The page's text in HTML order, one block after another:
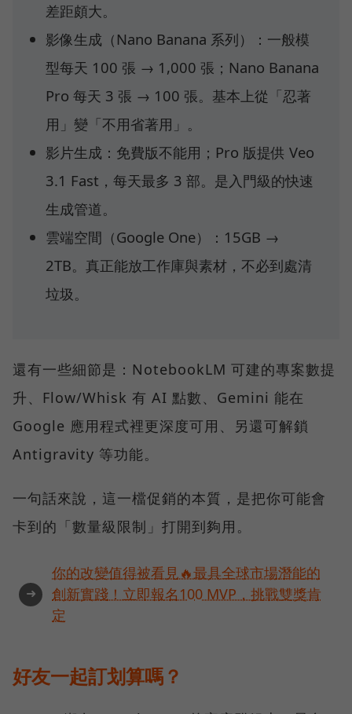
差距頗大。
影像生成（Nano Banana 系列）：一般模
型每天 100 張 → 1,000 張；Nano Banana
Pro 每天 3 張 → 100 張。基本上從「忍著
用」變「不用省著用」。
影片生成：免費版不能用；Pro 版提供 Veo
3.1 Fast，每天最多 3 部。是入門級的快速
生成管道。
雲端空間（Google One）：15GB →
2TB。真正能放工作庫與素材，不必到處清
垃圾。
還有一些細節是：NotebookLM 可建的專案數提
升、Flow/Whisk 有 AI 點數、Gemini 能在
Google 應用程式裡更深度可用、另還可解鎖
Antigravity 等功能。
一句話來說，這一檔促銷的本質，是把你可能會
卡到的「數量級限制」打開到夠用。
➜
你的改變值得被看見🔥最具全球市場潛能的
創新實踐！立即報名100 MVP，挑戰雙獎肯
定
好友一起訂划算嗎？